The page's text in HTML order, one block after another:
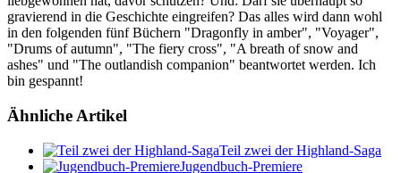
gravierend in die Geschichte eingreifen? Das alles wird dann wohl
in den folgenden fünf Büchern "Dragonfly in amber", "Voyager",
"Drums of autumn", "The fiery cross", "A breath of snow and
ashes" und "The outlandish companion" beantwortet werden. Ich
bin gespannt!
Ähnliche Artikel
Teil zwei der Highland-Saga
Jugendbuch-Premiere